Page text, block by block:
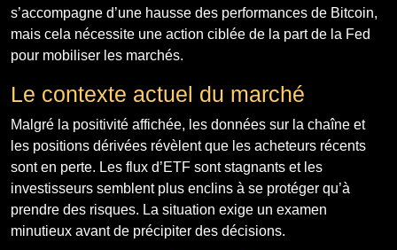
s’accompagne d’une hausse des performances de Bitcoin,
mais cela nécessite une action ciblée de la part de la Fed
pour mobiliser les marchés.
Le contexte actuel du marché
Malgré la positivité affichée, les données sur la chaîne et
les positions dérivées révèlent que les acheteurs récents
sont en perte. Les flux d’ETF sont stagnants et les
investisseurs semblent plus enclins à se protéger qu’à
prendre des risques. La situation exige un examen
minutieux avant de précipiter des décisions.